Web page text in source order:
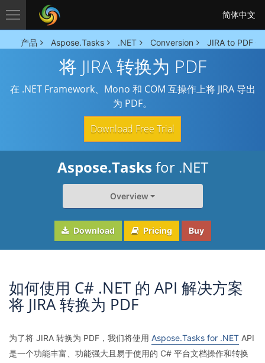
简体中文
产品 Aspose.Tasks .NET Conversion JIRA to PDF
将 JIRA 转换为 PDF
在 .NET Framework、Mono 和 COM 互操作上将 JIRA 导出
为 PDF。
Download Free Trial
Aspose.Tasks for .NET
Overview
Download Pricing Buy
如何使用 C# .NET 的 API 解决方案
将 JIRA 转换为 PDF
为了将 JIRA 转换为 PDF，我们将使用 Aspose.Tasks for .NET API
是一个功能丰富、功能强大且易于使用的 C# 平台文档操作和转换